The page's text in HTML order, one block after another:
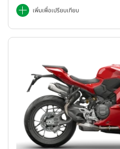
เพิ่มเพื่อเปรียบเทียบ